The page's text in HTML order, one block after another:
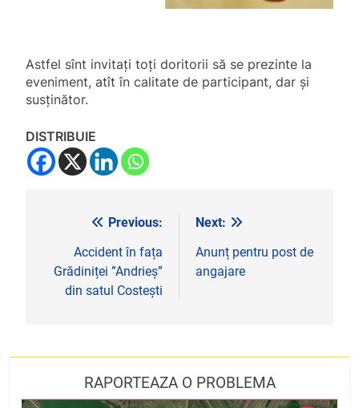
Astfel sînt invitați toți doritorii să se prezinte la
eveniment, atît în calitate de participant, dar și
susținător.
DISTRIBUIE
Navigare
articole
Previous:
Accident în fața
Grădiniței ”Andrieș”
din satul Costești
Next:
Anunț pentru post de
angajare
RAPORTEAZA O PROBLEMA